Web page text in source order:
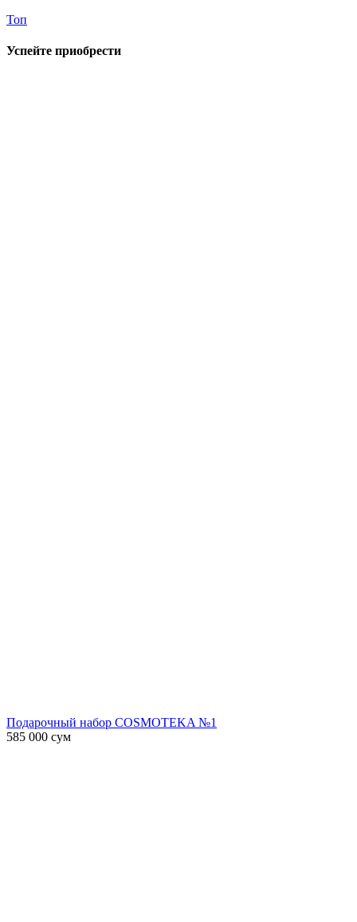
Топ
Успейте приобрести
Подарочный набор COSMOTEKA №1
585 000 сум